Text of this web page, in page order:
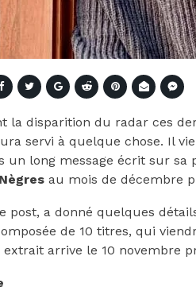
la disparition du radar ces
servi à quelque chose. Il
un long message écrit sur sa
au mois de décembre
post, a donné quelques
de 10 titres, qui
arrive le 10 novembre